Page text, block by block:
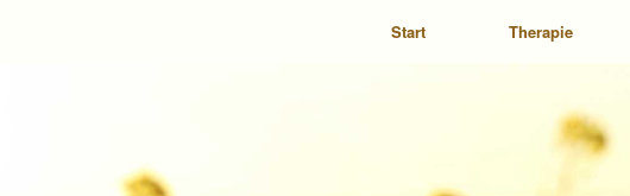
Start Therapie